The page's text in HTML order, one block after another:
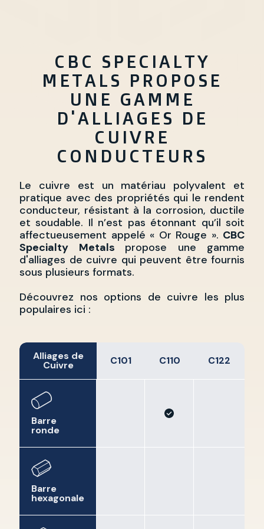
ALUMINIUM
VAPROSHIELD
CBC SPECIALTY
METALS PROPOSE
UNE GAMME
D'ALLIAGES DE
CUIVRE
CONDUCTEURS
Le cuivre est un matériau polyvalent et
pratique avec des propriétés qui le rendent
conducteur, résistant à la corrosion, ductile
et soudable. Il n’est pas étonnant qu’il soit
affectueusement appelé « Or Rouge ». CBC
Specialty Metals propose une gamme
d'alliages de cuivre qui peuvent être fournis
sous plusieurs formats.
Découvrez nos options de cuivre les plus
populaires ici :
Alliages de
Cuivre C101 C110 C122
Barre
ronde
Barre
hexagonale